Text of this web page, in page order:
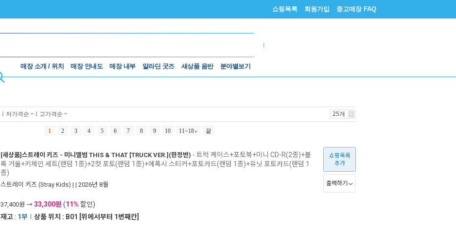
쇼핑목록 회원가입 중고매장 FAQ
매장 소개 / 위치 매장 안내도 매장 내부 알라딘 굿즈 새상품 음반 분야별보기
ㅣ 저가격순 ㅣ 고가격순 25개
1 2 3 4 5 6 7 8 9 10 11~18 끝
[새상품] 스트레이 키즈 - 미니앨범 THIS & THAT [TRUCK VER.](한정반) - 트럭 케이스+포토북+미니 CD-R(2종)+볼
록 거울+키체인 세트(랜덤 1종)+2컷 포토(랜덤 1종)+에폭시 스티커+포토카드(랜덤 1종)+유닛 포토카드(랜덤 1
종)
스트레이 키즈 (Stray Kids) | | 2026년 8월
37,400원 → 33,300원 (11% 할인)
재고 : 1부 상품 위치 : B01 [위에서부터 1번째칸]
쇼핑목록
추가
출력하기